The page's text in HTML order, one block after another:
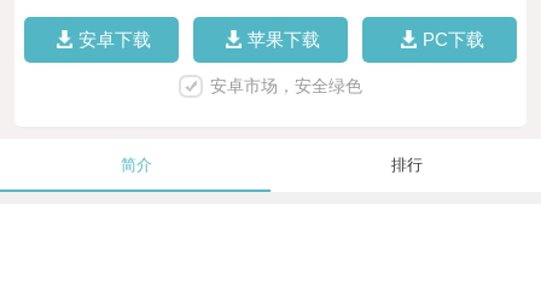
安卓下载 苹果下载 PC下载
安卓市场，安全绿色
简介 排行